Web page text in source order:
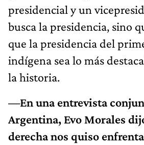
presidencial y un
busca la presidencia, sino
que la presidencia del
indígena sea lo más
la historia.
—En una entrevista
Argentina, Evo Morales
derecha nos quiso